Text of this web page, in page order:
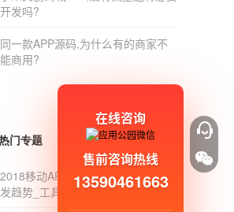
个互动的学习环境也可以提高用户的粘性
线课件：在线课件也是教育APP的一个
去之后学习新的东西。APP在教育的成
约：课堂作为一款教育应用，我们必须
能可以实现在线预约老师课、在线视频教
能介绍：一款高质量的教育APP软件，
，也让APP更加专业可信。
区传播：为了方便在线互动，分享学习
开发吗?
同一款APP源码,为什么有的商家不
能商用?
门专题
2018移动APP开发_2018移动APP开
发趋势_工具_流程
在线咨询
售前咨询热线
13590461663